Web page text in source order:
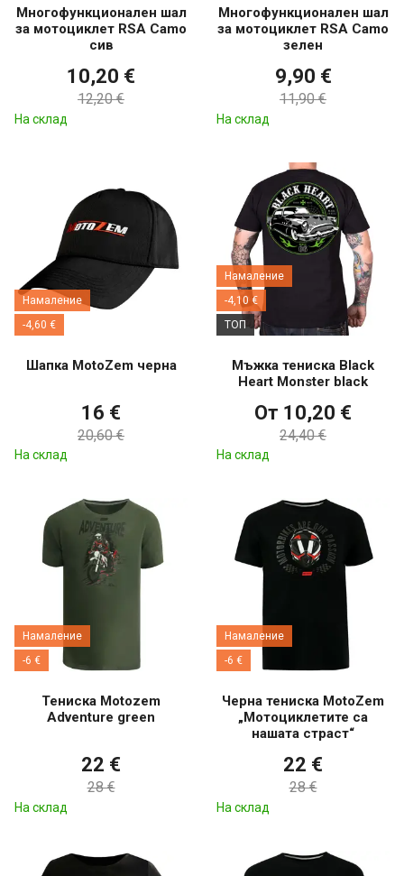
Многофункционален шал
за мотоциклет RSA Camo
сив
10,20 €
12,20 €
На склад
Многофункционален шал
за мотоциклет RSA Camo
зелен
9,90 €
11,90 €
На склад
Намаление
-4,60 €
Шапка MotoZem черна
16 €
20,60 €
На склад
Намаление
-4,10 €
ТОП
Мъжка тениска Black
Heart Monster black
От 10,20 €
24,40 €
На склад
Намаление
-6 €
Тениска Motozem
Adventure green
22 €
28 €
На склад
Намаление
-6 €
Черна тениска MotoZem
„Мотоциклетите са
нашата страст“
22 €
28 €
На склад